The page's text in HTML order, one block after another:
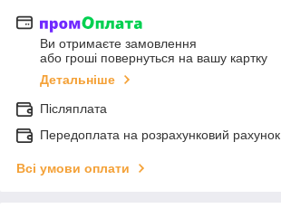
Ви отримаєте замовлення
або гроші повернуться на вашу картку
Детальніше
Післяплата
Передоплата на розрахунковий рахунок
Всі умови оплати